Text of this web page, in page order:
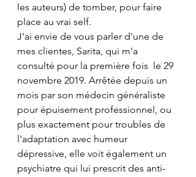
les auteurs) de tomber, pour faire
place au vrai self.
J'ai envie de vous parler d'une de
mes clientes, Sarita, qui m'a
consulté pour la première fois  le 29
novembre 2019. Arrêtée depuis un
mois par son médecin généraliste
pour épuisement professionnel, ou
plus exactement pour troubles de
l'adaptation avec humeur
dépressive, elle voit également un
psychiatre qui lui prescrit des anti-